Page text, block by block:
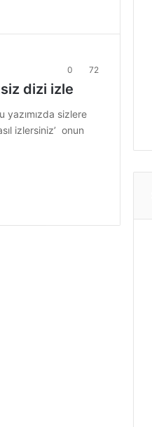
0 72
dizi izle
sizlere
izlersiniz’ onun